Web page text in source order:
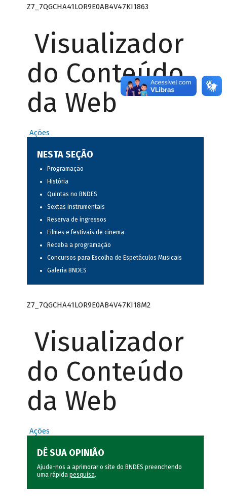
Z7_7QGCHA41LOR9E0AB4V47KI1863
Visualizador
do Conteúdo
da Web
Ações
NESTA SEÇÃO
Programação
História
Quintas no BNDES
Sextas instrumentais
Reserva de ingressos
Filmes e festivais de cinema
Receba a programação
Concursos para Escolha de Espetáculos Musicais
Galeria BNDES
Z7_7QGCHA41LOR9E0AB4V47KI18M2
Visualizador
do Conteúdo
da Web
Ações
DÊ SUA OPINIÃO
Ajude-nos a aprimorar o site do BNDES preenchendo
uma rápida pesquisa.